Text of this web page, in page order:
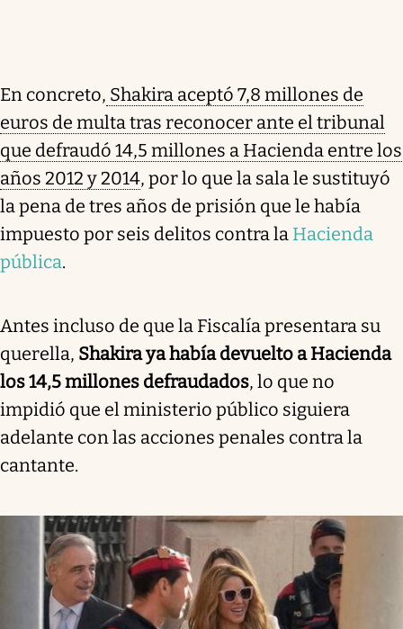
En concreto, Shakira aceptó 7,8 millones de
euros de multa tras reconocer ante el tribunal
que defraudó 14,5 millones a Hacienda entre los
años 2012 y 2014, por lo que la sala le sustituyó
la pena de tres años de prisión que le había
impuesto por seis delitos contra la Hacienda
pública.
Antes incluso de que la Fiscalía presentara su
querella, Shakira ya había devuelto a Hacienda
los 14,5 millones defraudados, lo que no
impidió que el ministerio público siguiera
adelante con las acciones penales contra la
cantante.